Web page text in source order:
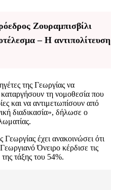
Ζουραμπισβίλι
– Η αντιπολίτευση
της Γεωργίας να
τη νομοθεσία που
και να αντιμετωπίσουν από
διαδικασία», δήλωσε ο
έχει ανακοινώσει ότι
Όνειρο κέρδισε τις
τάξης του 54%.